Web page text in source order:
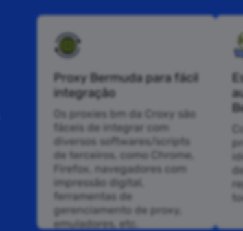
Proxy Bermuda para fácil
integração
Os proxies bm da Croxy são
fáceis de integrar com
diversos softwares/scripts
de terceiros, como Chrome,
Firefox, navegadores com
impressão digital,
ferramentas de
gerenciamento de proxy,
emuladores, etc.